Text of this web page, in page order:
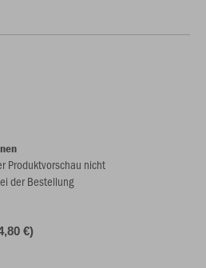
Produktvorschau nicht
der Bestellung
€)